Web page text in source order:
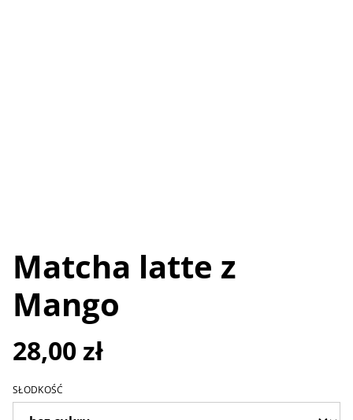
Matcha latte z
Mango
28,00 zł
SŁODKOŚĆ